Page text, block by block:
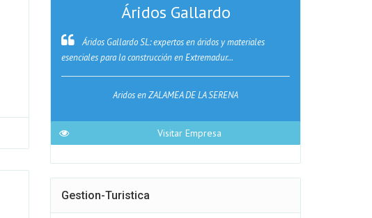
Áridos Gallardo
Áridos Gallardo SL: expertos en áridos y materiales
esenciales para la construcción en Extremadur...
Aridos en ZALAMEA DE LA SERENA
Visitar Empresa
Gestion-Turistica